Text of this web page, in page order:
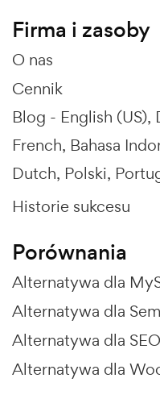
Firma i zasoby
O nas
Cennik
Blog - English (US)
French Bahasa
Dutch Polski
Historie sukcesu
Porównania
Alternatywa dla
Alternatywa dla
Alternatywa dla
Alternatywa dla